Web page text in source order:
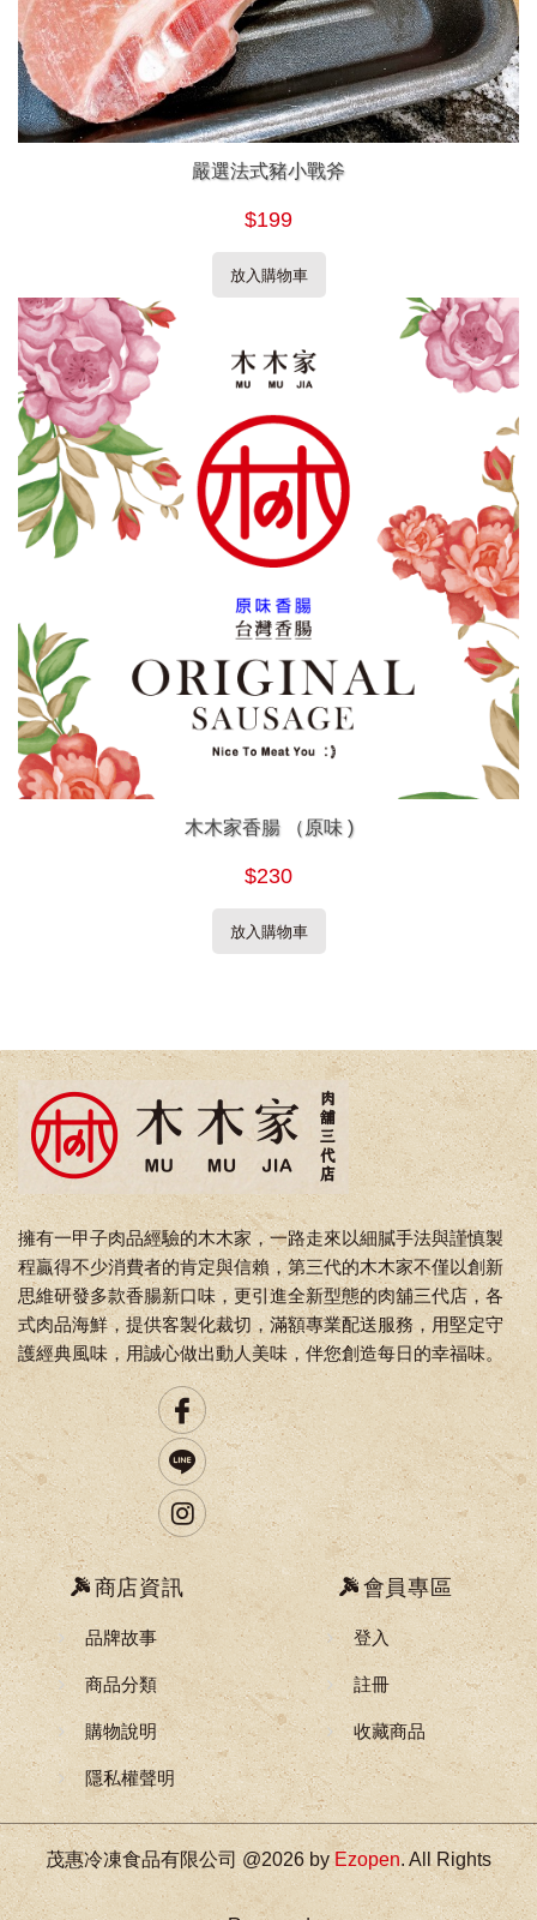
嚴選法式豬小戰斧
$199
放入購物車
木木家香腸 （原味 )
$230
放入購物車
擁有一甲子肉品經驗的木木家，一路走來以細膩手法與謹慎製
程贏得不少消費者的肯定與信賴，第三代的木木家不僅以創新
思維研發多款香腸新口味，更引進全新型態的肉舖三代店，各
式肉品海鮮，提供客製化裁切，滿額專業配送服務，用堅定守
護經典風味，用誠心做出動人美味，伴您創造每日的幸福味。
商店資訊
品牌故事
商品分類
購物說明
隱私權聲明
會員專區
登入
註冊
收藏商品
茂惠冷凍食品有限公司 @2026 byEzopen. All Rights